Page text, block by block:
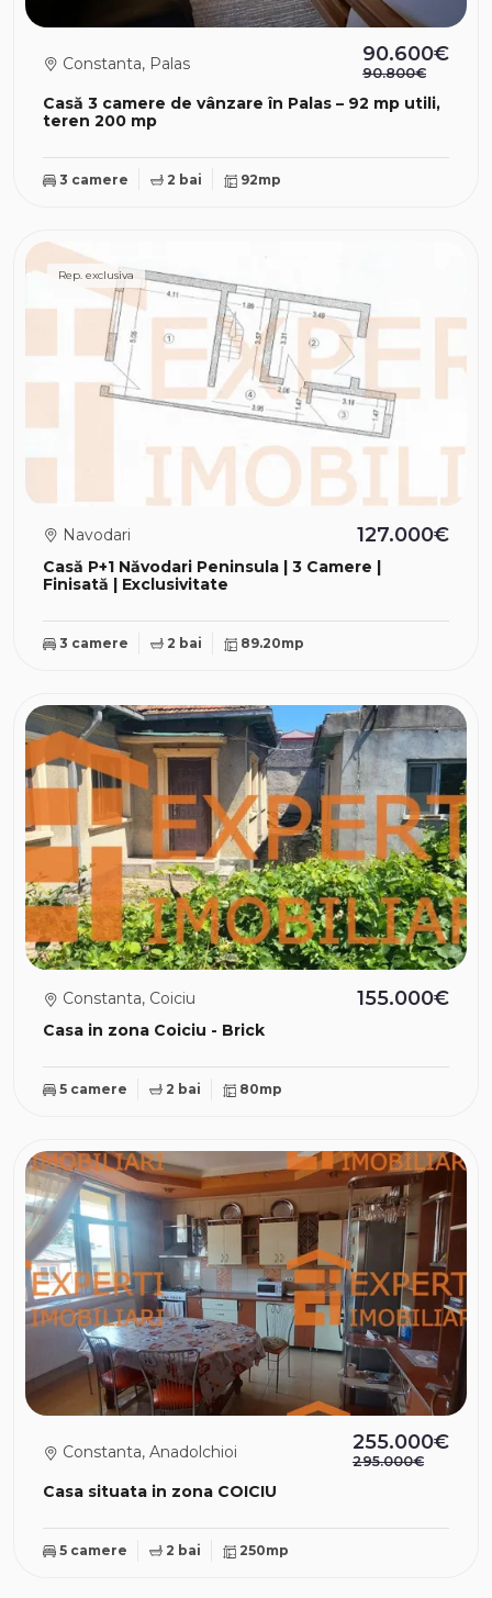
Casă 3 camere de vânzare în Palas – 92 mp utili,
teren 200 mp
Constanta, Palas 90.600€
90.800€
3 camere 2 bai 92mp
Rep. exclusiva
Casă P+1 Năvodari Peninsula | 3 Camere |
Finisată | Exclusivitate
Navodari 127.000€
3 camere 2 bai 89.20mp
Casa in zona Coiciu - Brick
Constanta, Coiciu 155.000€
5 camere 2 bai 80mp
Casa situata in zona COICIU
Constanta, Anadolchioi 255.000€
295.000€
5 camere 2 bai 250mp